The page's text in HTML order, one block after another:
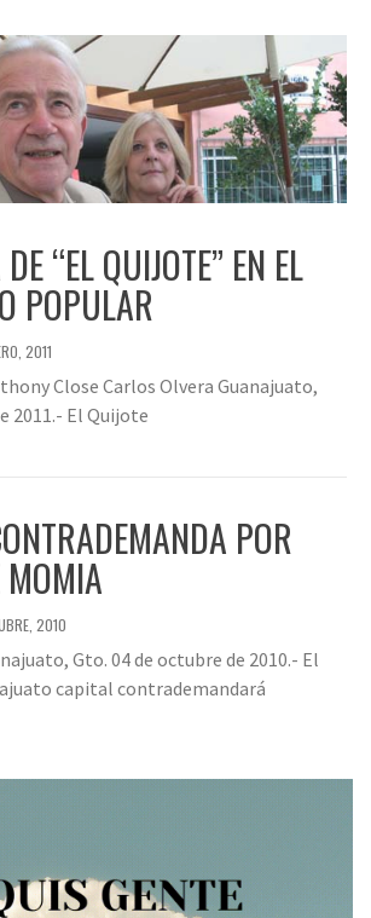
“EL QUIJOTE” EN EL
POPULAR
2011
Close Carlos Olvera Guanajuato,
2011.- El Quijote
POR
MOMIA
2010
Gto. 04 de octubre de 2010.- El
capital contrademandará